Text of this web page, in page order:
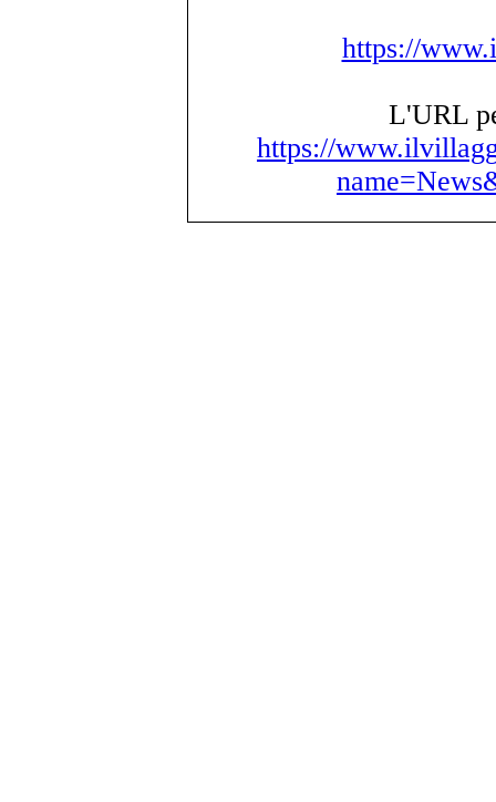
https://
L'URL
https://